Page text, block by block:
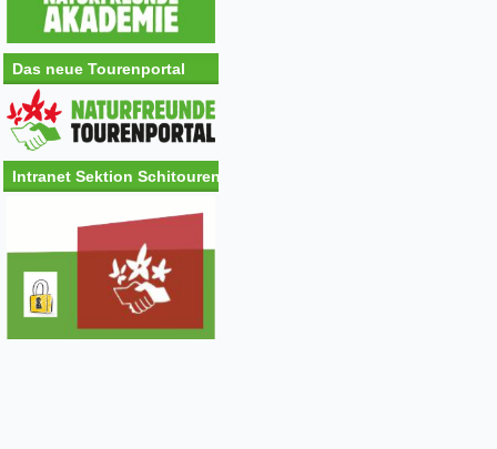
Das neue Tourenportal
Intranet Sektion Schitouren